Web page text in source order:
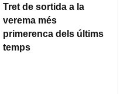
Tret de sortida a la
verema més
primerenca dels últims
temps